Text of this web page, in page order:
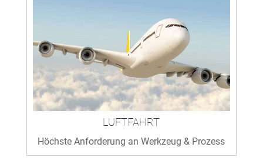
LUFTFAHRT
Höchste Anforderung an Werkzeug & Prozess